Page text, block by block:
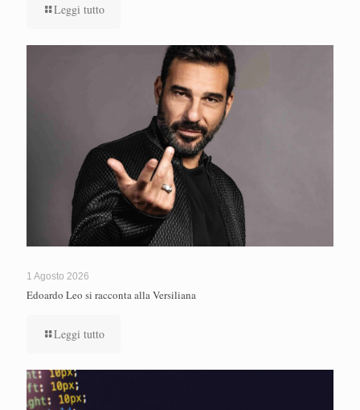
Leggi tutto
1 Agosto 2026
Edoardo Leo si racconta alla Versiliana
Leggi tutto